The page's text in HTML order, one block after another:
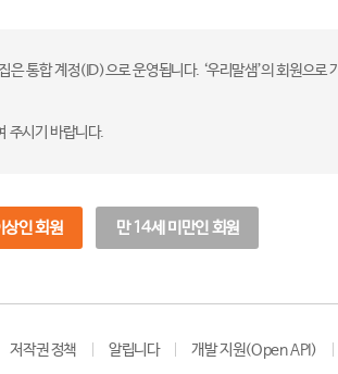
은 통합 계정(ID)으로 운영됩니다. ‘우리말샘’의 회원으
주시기 바랍니다.
인 회원 만 14세 미만인 회원
저작권 정책 알립니다 개발 지원(Open API)